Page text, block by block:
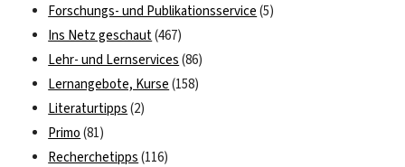
Forschungs- und Publikationsservice (5)
Ins Netz geschaut(467)
Lehr- und Lernservices (86)
Lernangebote, Kurse (158)
Literaturtipps (2)
Primo (81)
Recherchetipps (116)